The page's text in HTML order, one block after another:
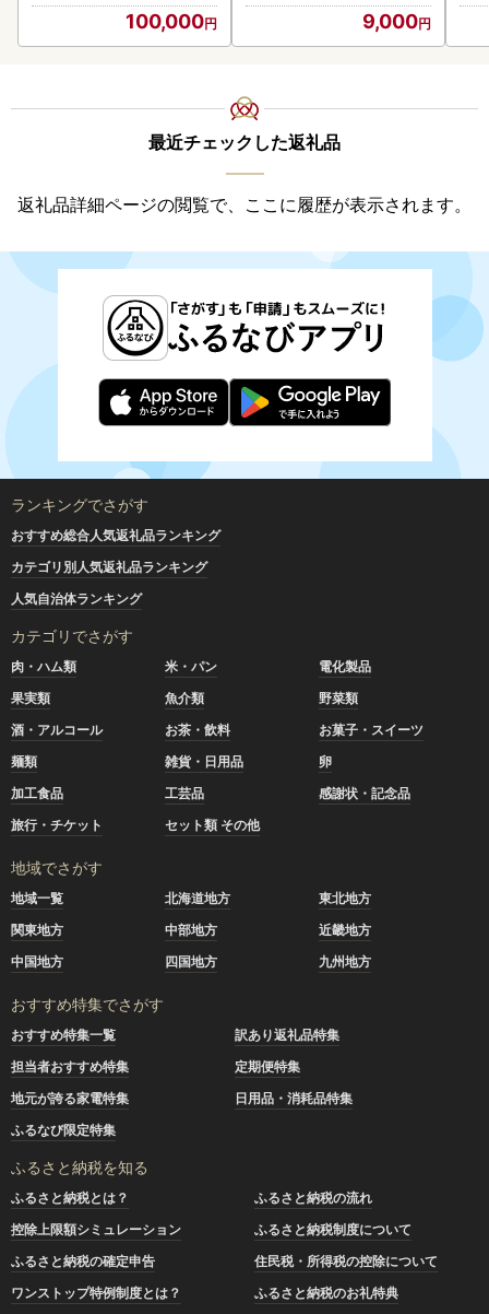
100,000 9,000
最近チェックした返礼品
返礼品詳細ページの閲覧で、ここに履歴が表示されます。
ランキングでさがす
おすすめ総合人気返礼品ランキング
カテゴリ別人気返礼品ランキング
人気自治体ランキング
カテゴリでさがす
肉・ハム類 米・パン
電化製品
果実類
魚介類
野菜類
酒・アルコール
お茶・飲料
お菓子・スイーツ
麺類
雑貨・日用品
卵
加工食品
工芸品
感謝状・記念品
旅行・チケット
セット類 その他
地域でさがす
地域一覧 北海道地方
東北地方
関東地方
中部地方
近畿地方
中国地方
四国地方 九州地方
おすすめ特集でさがす
おすすめ特集一覧
訳あり返礼品特集
担当者おすすめ特集
定期便特集
地元が誇る家電特集
日用品・消耗品特集
ふるなび限定特集
ふるさと納税を知る
ふるさと納税とは？
ふるさと納税の流れ
控除上限額シミュレーション
ふるさと納税制度について
ふるさと納税の確定申告
住民税・所得税の控除について
ワンストップ特例制度とは？
ふるさと納税のお礼特典